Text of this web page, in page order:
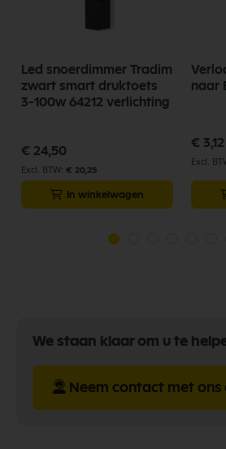
Led snoerdimmer Tradim
zwart smart druktoets
3-100w 64212 verlichting
€ 24,50
€ 20,25
In winkelwagen
naar
€ 3,12
We staan klaar om u te
Neem contact met ons